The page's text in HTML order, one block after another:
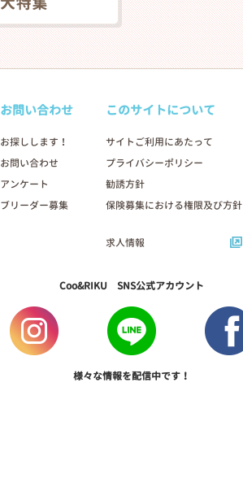
お問い合わせ
お探しします！
お問い合わせ
アンケート
ブリーダー募集
このサイトについて
サイトご利用にあたって
プライバシーポリシー
勧誘方針
保険募集における権限及び方針
求人情報
Coo&RIKU SNS公式アカウント
様々な情報を配信中です！